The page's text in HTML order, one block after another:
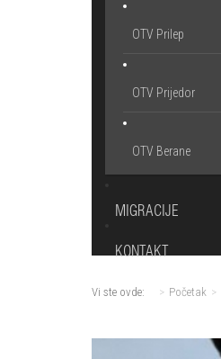
OTV Prilep
OTV Prijedor
OTV Berane
MIGRACIJE
KONTAKT
Vi ste ovde: Početak